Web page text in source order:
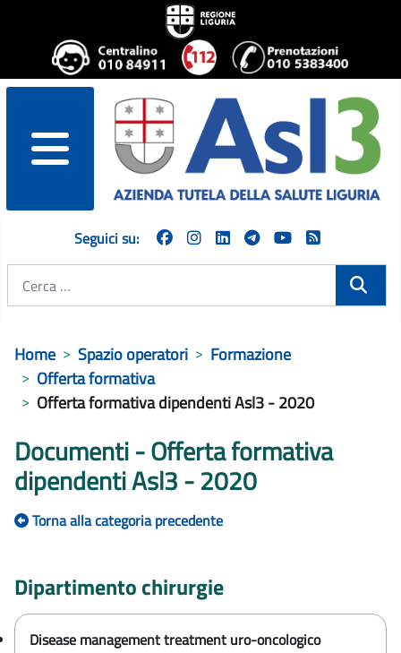
menu
Seguici su:
Home Spazio operatori
Formazione
Offerta formativa
Offerta formativa dipendenti Asl3 - 2020
Documenti - Offerta formativa
dipendenti Asl3 - 2020
Torna alla categoria precedente
Dipartimento chirurgie
Disease management treatment uro-oncologico